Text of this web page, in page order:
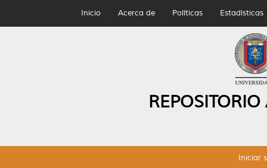
Inicio Acerca de Políticas Estadísticas
Iniciar